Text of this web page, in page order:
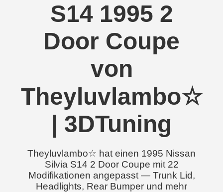
S14 1995 2
Door Coupe
von
Theyluvlambo☆
| 3DTuning
Theyluvlambo☆ hat einen 1995 Nissan
Silvia S14 2 Door Coupe mit 22
Modifikationen angepasst — Trunk Lid,
Headlights, Rear Bumper und mehr